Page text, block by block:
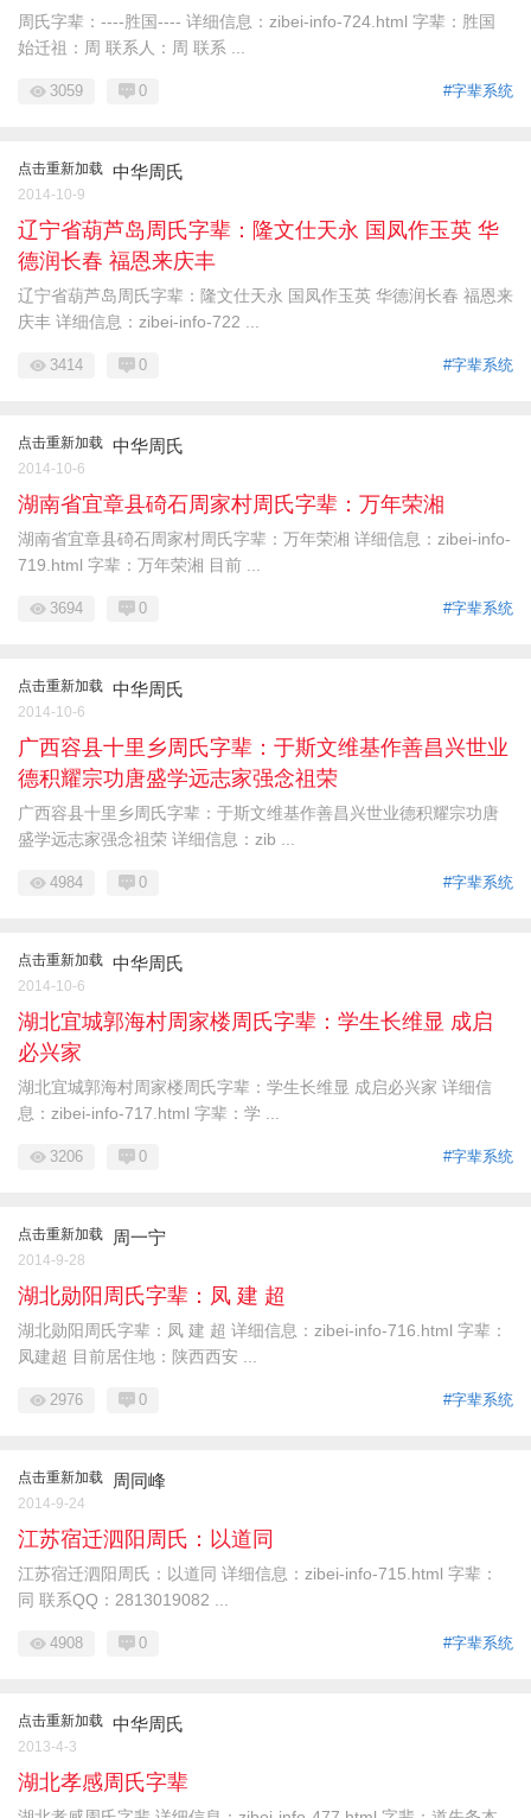
周氏字辈：----胜国---- 详细信息：zibei-info-724.html 字辈：胜国
始迁祖：周 联系人：周 联系 ...
#字辈系统
3059 0
点击重新加载 中华周氏
2014-10-9
辽宁省葫芦岛周氏字辈：隆文仕天永 国凤作玉英 华
德润长春 福恩来庆丰
辽宁省葫芦岛周氏字辈：隆文仕天永 国凤作玉英 华德润长春 福恩来
庆丰 详细信息：zibei-info-722 ...
#字辈系统
3414 0
点击重新加载 中华周氏
2014-10-6
湖南省宜章县碕石周家村周氏字辈：万年荣湘
湖南省宜章县碕石周家村周氏字辈：万年荣湘 详细信息：zibei-info-
719.html 字辈：万年荣湘 目前 ...
#字辈系统
3694 0
点击重新加载 中华周氏
2014-10-6
广西容县十里乡周氏字辈：于斯文维基作善昌兴世业
德积耀宗功唐盛学远志家强念祖荣
广西容县十里乡周氏字辈：于斯文维基作善昌兴世业德积耀宗功唐
盛学远志家强念祖荣 详细信息：zib ...
#字辈系统
4984 0
点击重新加载 中华周氏
2014-10-6
湖北宜城郭海村周家楼周氏字辈：学生长维显 成启
必兴家
湖北宜城郭海村周家楼周氏字辈：学生长维显 成启必兴家 详细信
息：zibei-info-717.html 字辈：学 ...
#字辈系统
3206 0
点击重新加载 周一宁
2014-9-28
湖北勋阳周氏字辈：凤 建 超
湖北勋阳周氏字辈：凤 建 超 详细信息：zibei-info-716.html 字辈：
凤建超 目前居住地：陕西西安 ...
#字辈系统
2976 0
点击重新加载 周同峰
2014-9-24
江苏宿迁泗阳周氏：以道同
江苏宿迁泗阳周氏：以道同 详细信息：zibei-info-715.html 字辈：
同 联系QQ：2813019082 ...
#字辈系统
4908 0
点击重新加载 中华周氏
2013-4-3
湖北孝感周氏字辈